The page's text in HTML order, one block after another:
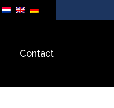
Contact